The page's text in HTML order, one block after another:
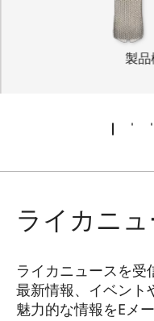
製
ライカニュ
ライカニュースを
最新情報、イベント
魅力的な情報をEメ